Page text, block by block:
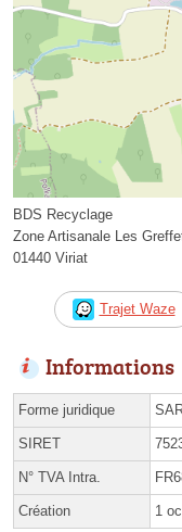
BDS Recyclage
Zone Artisanale Les
01440 Viriat
Trajet Waze
Informations
Forme juridique
SIRET
N° TVA Intra.
Création 1